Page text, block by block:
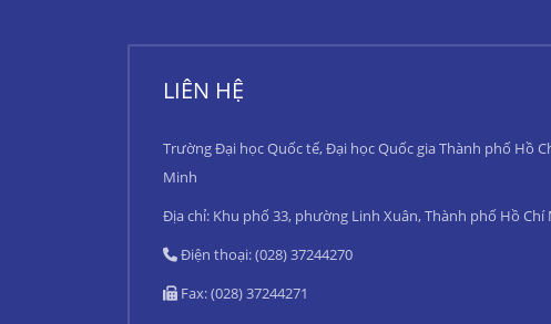
LIÊN HỆ
Trường Đại học Quốc tế, Đại học Quốc gia Thành phố Hồ
Minh
Địa chỉ: Khu phố 33, phường Linh Xuân, Thành phố Hồ Chí
Điện thoại: (028) 37244270
Fax: (028) 37244271